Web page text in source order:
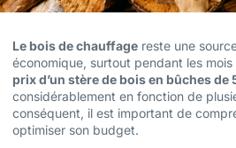
Le bois de chauffage reste une
économique, surtout pendant les
prix d’un stère de bois en bûches de
considérablement en fonction de
conséquent, il est important de
optimiser son budget.